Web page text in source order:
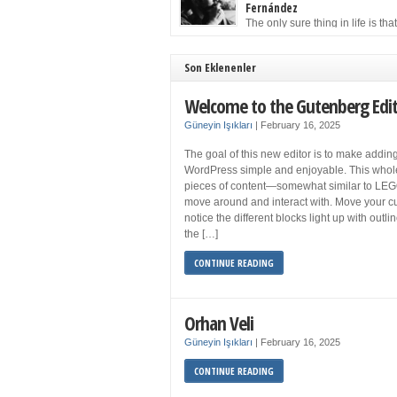
to solution may well be to get more sleep but
you get your 8 hours a night and still feel
Fernández
The only sure thing in life is that
sooner rather than later the leader of the
Revolution would succumb to that most strict
ways by the […]
Son Eklenenler
Welcome to the Gutenberg
Güneyin Işıkları February 16, 2025
The goal of this new editor is to make
WordPress simple and enjoyable. This
pieces of content—somewhat similar to
move around and interact with. Move your
notice the different blocks light up with
the […]
CONTINUE READING
Orhan Veli
Güneyin Işıkları February 16, 2025
CONTINUE READING